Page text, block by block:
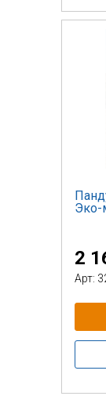
Эко-
2
Арт: